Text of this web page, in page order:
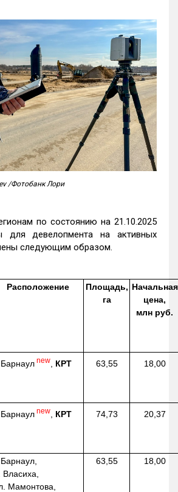
/Фотобанк Лори
по состоянию на 21.10.2025
для девелопмента на активных
следующим образом.
Расположение
Площадь,
га
Начальная
цена,
млн руб.
Барнаул new КРТ 63,55 18,00
Барнаул new КРТ 74,73 20,37
Барнаул,
Власиха,
Мамонтова,
63,55 18,00